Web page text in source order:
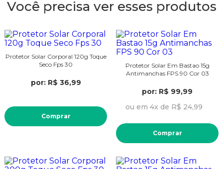
Você precisa ver esses produtos
Protetor Solar Corporal 120g Toque
Seco Fps 30
por: R$ 36,99
Comprar
Protetor Solar Em Bastao 15g
Antimanchas FPS 90 Cor 03
por: R$ 99,99
ou em 4x de R$ 24,99
Comprar